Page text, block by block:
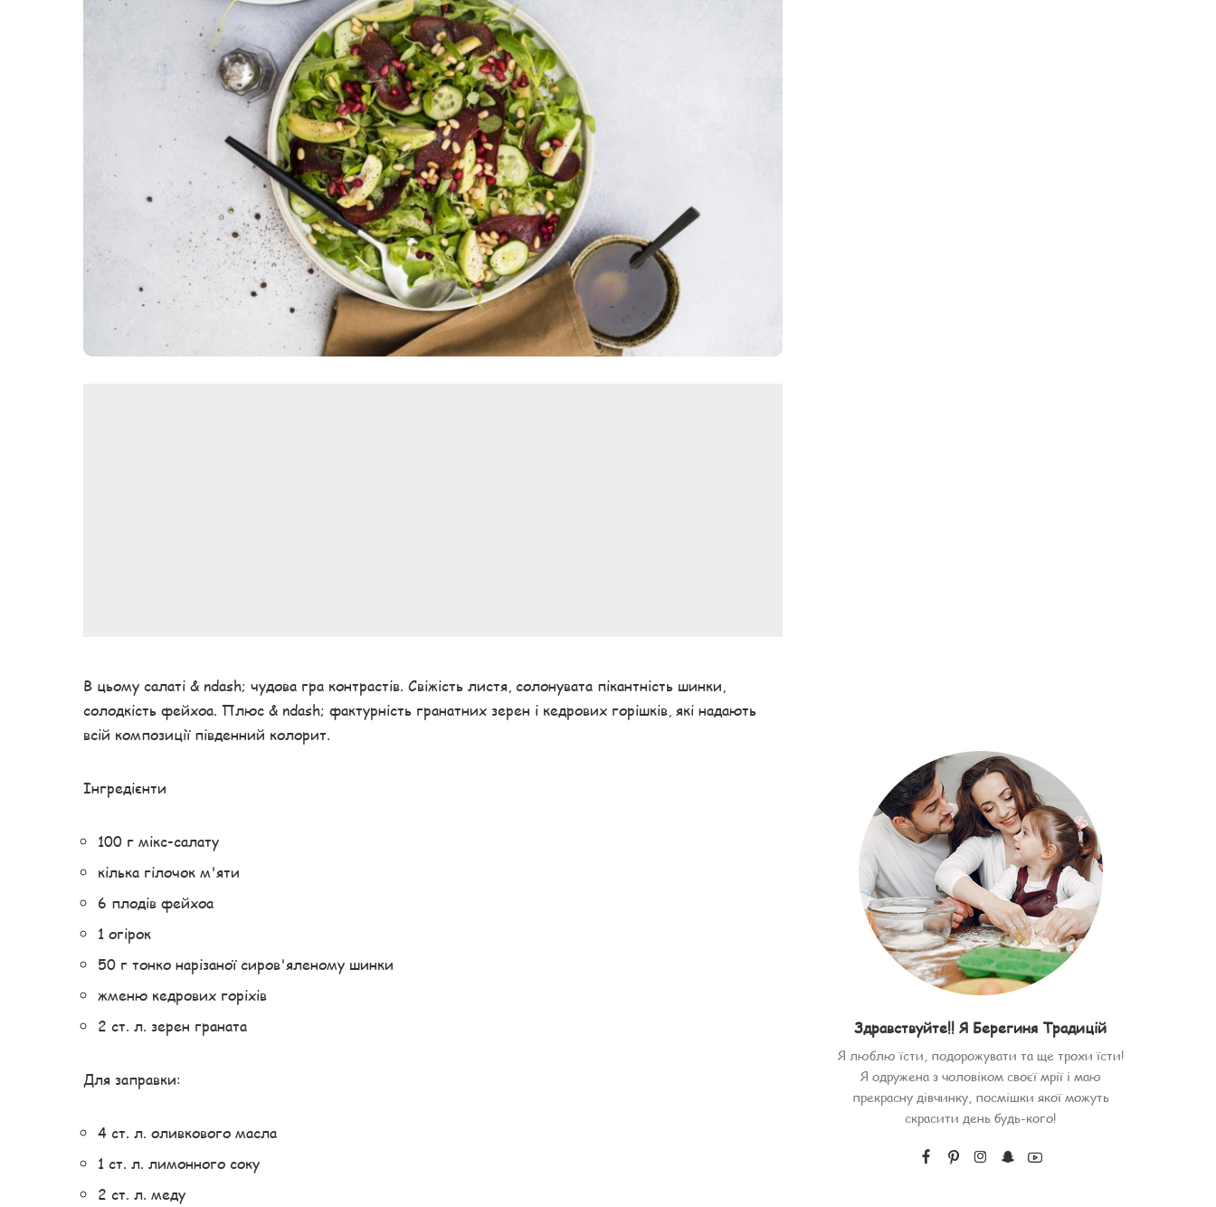
Картопля з м’ясом
Мясо по-французьки
Рецепти із фаршу
В цьому салаті & ndash; чудова гра контрастів. Свіжість листя, солонувата пікантність шинки,
солодкість фейхоа. Плюс & ndash; фактурність гранатних зерен і кедрових горішків, які надають
всій композиції південний колорит.
Інгредієнти
100 г мікс-салату
кілька гілочок м'яти
6 плодів фейхоа
1 огірок
50 г тонко нарізаної сиров'яленому шинки
жменю кедрових горіхів
2 ст. л. зерен граната
Для заправки:
4 ст. л. оливкового масла
1 ст. л. лимонного соку
2 ст. л. меду
Здравствуйте!! Я Берегиня Традицій
Я люблю їсти, подорожувати та ще трохи їсти!
Я одружена з чоловіком своєї мрії і маю
прекрасну дівчинку, посмішки якої можуть
скрасити день будь-кого!